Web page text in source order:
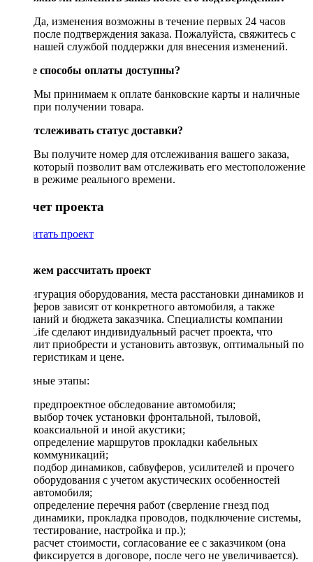
Да, изменения возможны в течение первых 24 часов
после подтверждения заказа. Пожалуйста, свяжитесь с
нашей службой поддержки для внесения изменений.
Какие способы оплаты доступны?
Мы принимаем к оплате банковские карты и наличные
при получении товара.
Как отслеживать статус доставки?
Вы получите номер для отслеживания вашего заказа,
который позволит вам отслеживать его местоположение
в режиме реального времени.
Рассчет проекта
Рассчитать проект
Поможем рассчитать проект
Конфигурация оборудования, места расстановки динамиков и
сабвуферов зависят от конкретного автомобиля, а также
пожеланий и бюджета заказчика. Специалисты компании
DriveLife сделают индивидуальный расчет проекта, что
позволит приобрести и установить автозвук, оптимальный по
характеристикам и цене.
Основные этапы:
предпроектное обследование автомобиля;
выбор точек установки фронтальной, тыловой,
коаксиальной и иной акустики;
определение маршрутов прокладки кабельных
коммуникаций;
подбор динамиков, сабвуферов, усилителей и прочего
оборудования с учетом акустических особенностей
автомобиля;
определение перечня работ (сверление гнезд под
динамики, прокладка проводов, подключение системы,
тестирование, настройка и пр.);
расчет стоимости, согласование ее с заказчиком (она
фиксируется в договоре, после чего не увеличивается).